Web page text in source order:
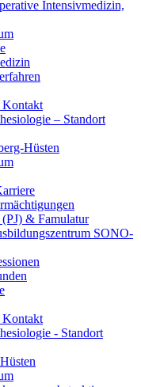
Intensivmedizin,
Kontakt
– Standort
Hüsten
(PJ) & Famulatur
SONO-
Kontakt
- Standort